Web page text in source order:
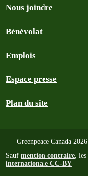
Nous joindre
Bénévolat
Emplois
Espace presse
Plan du site
Greenpeace Canada 2026
Sauf mention contraire, les
internationale CC-BY